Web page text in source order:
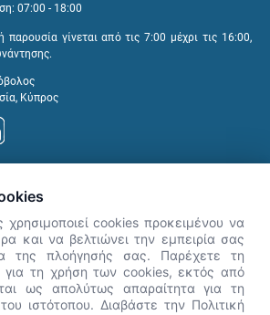
07:00 - 18:00
γίνεται από τις 7:00 μέχρι τις 16:00,
Κύπρος
👋 Καλώς ήρθες! Είμαι η Νόησις.
Πες μου πώς μπορώ να σε βοηθήσω
χρησιμοποιεί cookies προκειμένου να
και να βελτιώνει την εμπειρία σας
της πλοήγησής σας. Παρέχετε τη
για τη χρήση των cookies, εκτός από
ως απολύτως απαραίτητα για τη
ιστότοπου. Διαβάστε την Πολιτική